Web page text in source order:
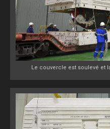
Le couvercle est soulevé et